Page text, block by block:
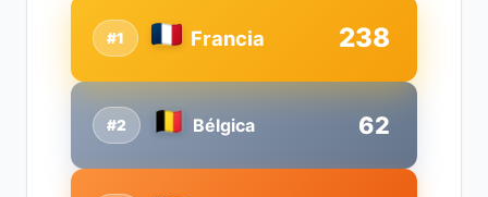
#2 Bélgica 62
#1 Francia 238